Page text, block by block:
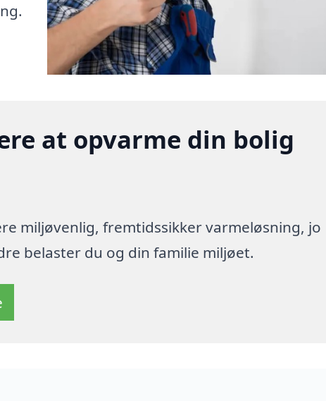
at opvarme din bolig
miljøvenlig, fremtidssikker varmeløsning, jo
belaster du og din familie miljøet.